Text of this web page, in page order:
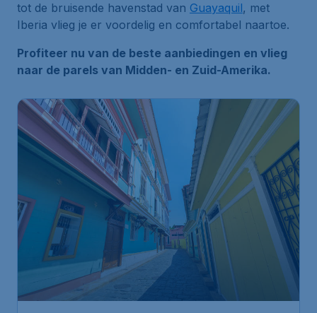
tot de bruisende havenstad van Guayaquil, met
Iberia vlieg je er voordelig en comfortabel naartoe.
Profiteer nu van de beste aanbiedingen en vlieg
naar de parels van Midden- en Zuid-Amerika.